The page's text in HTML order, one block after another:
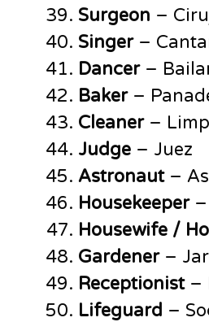
Surgeon –
Singer–
Dancer–
Baker–
Cleaner–
Judge – Juez
Astronaut–
Housekeeper–
Housewife /
Gardener–
Receptionist–
Lifeguard –